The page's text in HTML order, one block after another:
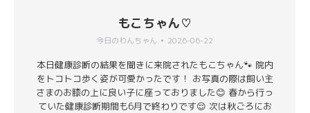
もこちゃん♡
今日のわんちゃん 2026-06-22
本日健康診断の結果を聞きに来院されたもこちゃん🐾 院内
をトコトコ歩く姿が可愛かったです！ お写真の際は飼い主
さまのお膝の上に良い子に座っておりました😊 春から行っ
ていた健康診断期間も6月で終わりです😌 次は秋ごろにお